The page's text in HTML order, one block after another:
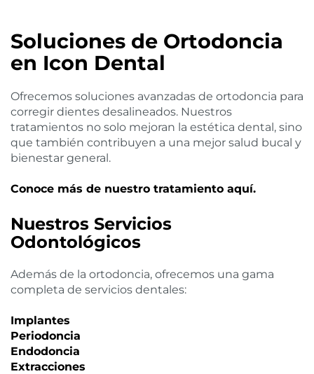
Soluciones de Ortodoncia
en Icon Dental
Ofrecemos soluciones avanzadas de ortodoncia para
corregir dientes desalineados. Nuestros
tratamientos no solo mejoran la estética dental, sino
que también contribuyen a una mejor salud bucal y
bienestar general.
Conoce más de nuestro tratamiento aquí.
Nuestros Servicios
Odontológicos
Además de la ortodoncia, ofrecemos una gama
completa de servicios dentales:
Implantes
Periodoncia
Endodoncia
Extracciones